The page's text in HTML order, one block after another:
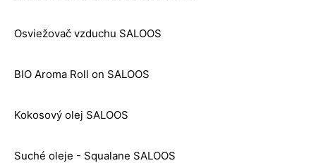
Osviežovač vzduchu SALOOS
BIO Aroma Roll on SALOOS
Kokosový olej SALOOS
Suché oleje - Squalane SALOOS